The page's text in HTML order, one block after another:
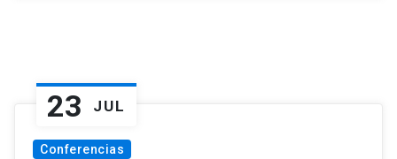
23 JUL
Conferencias